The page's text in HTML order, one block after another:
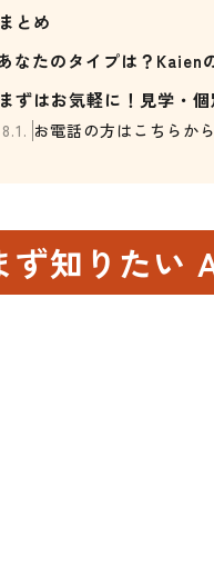
まとめ
なたのタイプは？Kaien
まずはお気軽に！見学・個
8.1. お電話の方はこちらから
ず知りたい